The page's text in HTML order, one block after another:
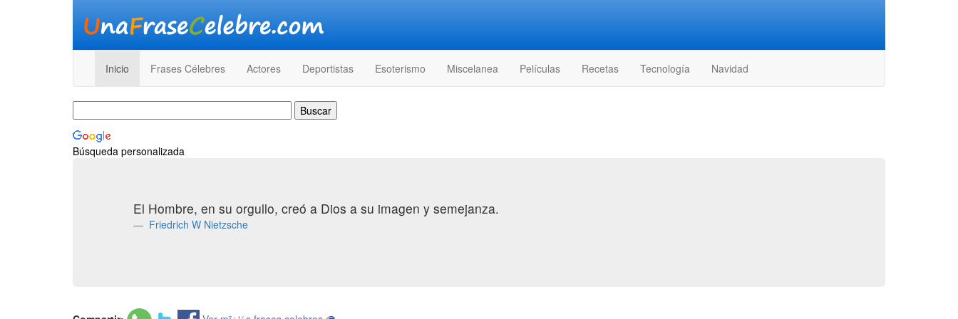
Inicio Frases Célebres Actores Deportistas Esoterismo Miscelanea Películas Recetas Tecnología Navidad
Búsqueda personalizada
El Hombre, en su orgullo, creó a Dios a su imagen y semejanza.
Friedrich W Nietzsche